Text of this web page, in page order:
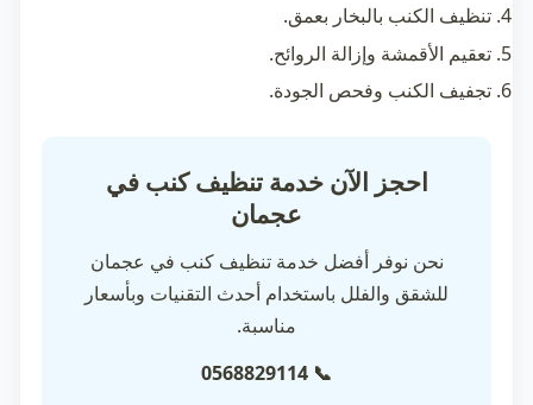
تنظيف الكنب بالبخار بعمق.
تعقيم الأقمشة وإزالة الروائح.
تجفيف الكنب وفحص الجودة.
احجز الآن خدمة تنظيف كنب في
عجمان
نحن نوفر أفضل خدمة تنظيف كنب في عجمان
للشقق والفلل باستخدام أحدث التقنيات وبأسعار
مناسبة.
📞 0568829114